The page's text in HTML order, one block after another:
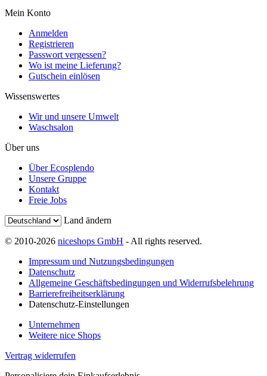
Mein Konto
Anmelden
Registrieren
Passwort vergessen?
Wo ist meine Lieferung?
Gutschein einlösen
Wissenswertes
Wir und unsere Umwelt
Waschsalon
Über uns
Über Ecosplendo
Unsere Gruppe
Kontakt
Freie Jobs
Land ändern
© 2010-2026 niceshops GmbH - All rights reserved.
Impressum und Nutzungsbedingungen
Datenschutz
Allgemeine Geschäftsbedingungen und Widerrufsbelehrung
Barrierefreiheitserklärung
Datenschutz-Einstellungen
Unternehmen
Weitere nice Shops
Vertrag widerrufen